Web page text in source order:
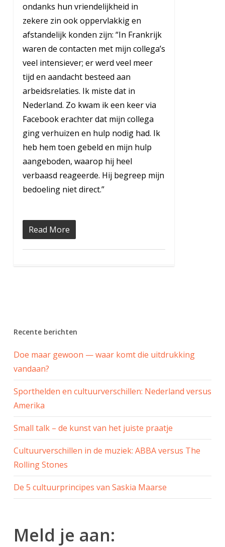
ondanks hun vriendelijkheid in
zekere zin ook oppervlakkig en
afstandelijk konden zijn: “In Frankrijk
waren de contacten met mijn collega’s
veel intensiever; er werd veel meer
tijd en aandacht besteed aan
arbeidsrelaties. Ik miste dat in
Nederland. Zo kwam ik een keer via
Facebook erachter dat mijn collega
ging verhuizen en hulp nodig had. Ik
heb hem toen gebeld en mijn hulp
aangeboden, waarop hij heel
verbaasd reageerde. Hij begreep mijn
bedoeling niet direct.”
Read More
Recente berichten
Doe maar gewoon — waar komt die uitdrukking
vandaan?
Sporthelden en cultuurverschillen: Nederland versus
Amerika
Small talk – de kunst van het juiste praatje
Cultuurverschillen in de muziek: ABBA versus The
Rolling Stones
De 5 cultuurprincipes van Saskia Maarse
Meld je aan: